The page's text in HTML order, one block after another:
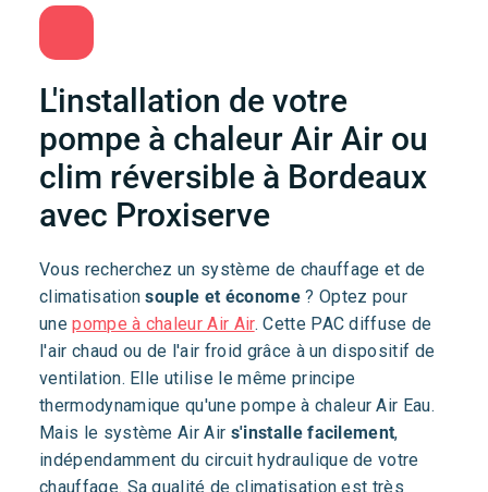
L'installation de votre
pompe à chaleur Air Air ou
clim réversible à Bordeaux
avec Proxiserve
Vous recherchez un système de chauffage et de
climatisationsouple et économe? Optez pour
unepompe à chaleur Air Air. Cette PAC diffuse de
l'air chaud ou de l'air froid grâce à un dispositif de
ventilation. Elle utilise le même principe
thermodynamique qu'une pompe à chaleur Air Eau.
Mais le système Air Air s'installe facilement,
indépendamment du circuit hydraulique de votre
chauffage. Sa qualité de climatisation est très